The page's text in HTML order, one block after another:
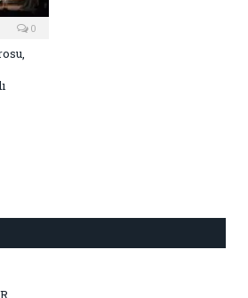
0